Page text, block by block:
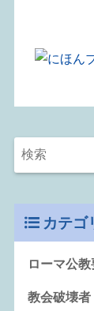
カテゴ
ローマ公教
教会破壊者